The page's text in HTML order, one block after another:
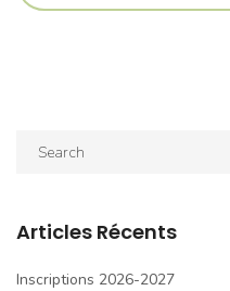
Articles Récents
Inscriptions 2026-2027